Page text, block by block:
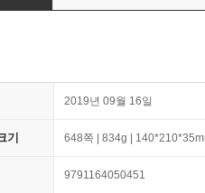
2019년 09월 16일
기 648쪽 | 834g |
9791164050451